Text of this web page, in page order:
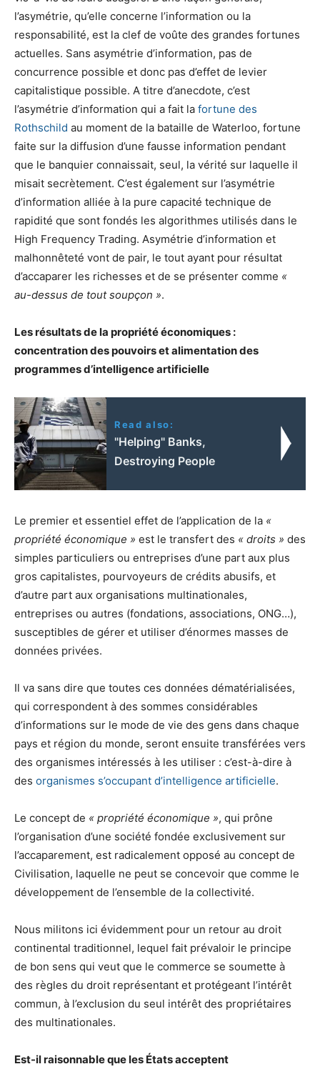
l’asymétrie, qu’elle concerne l’information ou la
responsabilité, est la clef de voûte des grandes fortunes
actuelles. Sans asymétrie d’information, pas de
concurrence possible et donc pas d’effet de levier
capitalistique possible. A titre d’anecdote, c’est
l’asymétrie d’information qui a fait la fortune des
Rothschild au moment de la bataille de Waterloo, fortune
faite sur la diffusion d’une fausse information pendant
que le banquier connaissait, seul, la vérité sur laquelle il
misait secrètement. C’est également sur l’asymétrie
d’information alliée à la pure capacité technique de
rapidité que sont fondés les algorithmes utilisés dans le
High Frequency Trading. Asymétrie d’information et
malhonnêteté vont de pair, le tout ayant pour résultat
d’accaparer les richesses et de se présenter comme «
au-dessus de tout soupçon ».
Les résultats de la propriété économiques :
concentration des pouvoirs et alimentation des
programmes d’intelligence artificielle
Read also:
"Helping" Banks,
Destroying People
Le premier et essentiel effet de l’application de la «
propriété économique » est le transfert des « droits » des
simples particuliers ou entreprises d’une part aux plus
gros capitalistes, pourvoyeurs de crédits abusifs, et
d’autre part aux organisations multinationales,
entreprises ou autres (fondations, associations, ONG…),
susceptibles de gérer et utiliser d’énormes masses de
données privées.
Il va sans dire que toutes ces données dématérialisées,
qui correspondent à des sommes considérables
d’informations sur le mode de vie des gens dans chaque
pays et région du monde, seront ensuite transférées vers
des organismes intéressés à les utiliser : c’est-à-dire à
des organismes s’occupant d’intelligence artificielle.
Le concept de « propriété économique », qui prône
l’organisation d’une société fondée exclusivement sur
l’accaparement, est radicalement opposé au concept de
Civilisation, laquelle ne peut se concevoir que comme le
développement de l’ensemble de la collectivité.
Nous militons ici évidemment pour un retour au droit
continental traditionnel, lequel fait prévaloir le principe
de bon sens qui veut que le commerce se soumette à
des règles du droit représentant et protégeant l’intérêt
commun, à l’exclusion du seul intérêt des propriétaires
des multinationales.
Est-il raisonnable que les États acceptent